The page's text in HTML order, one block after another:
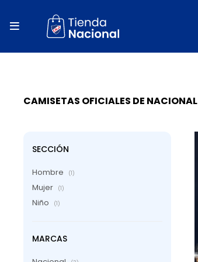

CAMISETAS OFICIALES DE NACIONAL
SECCIÓN
Hombre (1)
Mujer (1)
Niño (1)
MARCAS
close
local_shipping
percent